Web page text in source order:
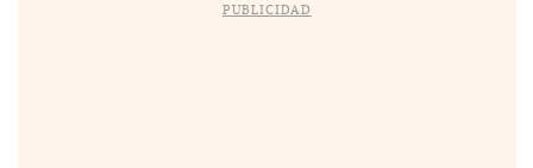
PUBLICIDAD